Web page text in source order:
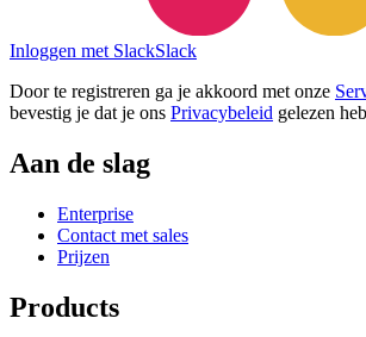
Inloggen met SlackSlack
Door te registreren ga je akkoord met onze
bevestig je dat je ons Privacybeleid gelezen
Aan de slag
Enterprise
Contact met sales
Prijzen
Products